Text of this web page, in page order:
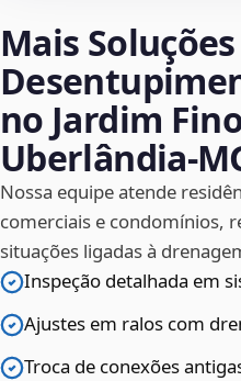
Mais
no Jardim
Nossa equipe atende
comerciais e condomínios,
situações ligadas à
Inspeção detalhada em
Ajustes em ralos com
Troca de conexões